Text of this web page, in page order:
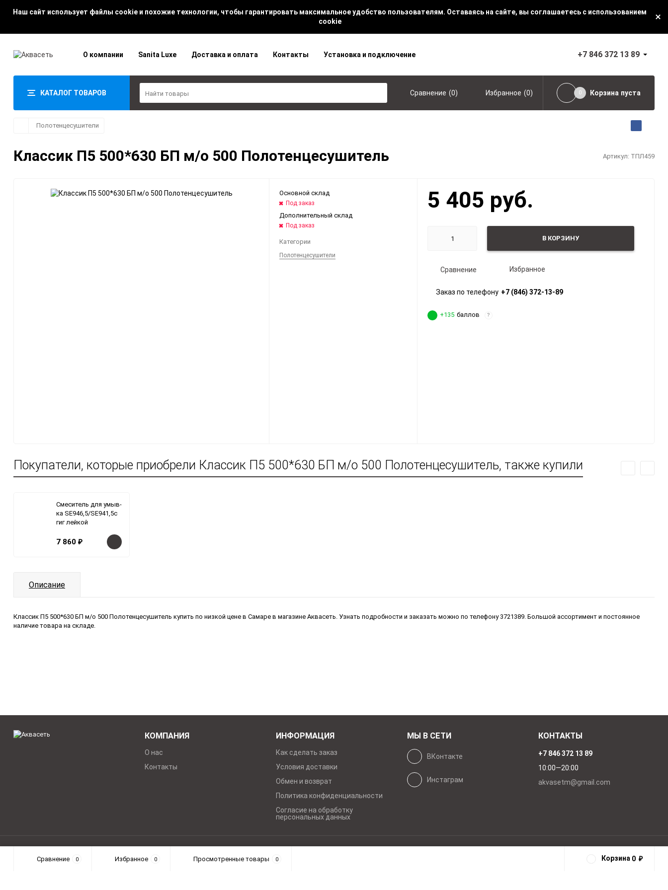
Наш сайт использует файлы cookie и похожие технологии, чтобы гарантировать максимальное удобство пользователям. Оставаясь на сайте, вы соглашаетесь с использованием
cookie
О компании Sanita Luxe Доставка и оплата Контакты Установка и подключение +7 846 372 13 89
КАТАЛОГ ТОВАРОВ Сравнение (0) Избранное (0) 0 Корзина пуста
Полотенцесушители
Классик П5 500*630 БП м/о 500 Полотенцесушитель Артикул: ТПЛ459
Основной склад
Под заказ
Дополнительный склад
Под заказ
Категории
Полотенцесушители
5 405 руб.
В КОРЗИНУ
Сравнение Избранное
Заказ по телефону +7 (846) 372-13-89
+135 баллов ?
Покупатели, которые приобрели Классик П5 500*630 БП м/о 500 Полотенцесушитель, также купили
Смеситель для умыв-
ка SE946,5/SE941,5с
гиг лейкой
7 860 ₽
Описание
Классик П5 500*630 БП м/о 500 Полотенцесушитель купить по низкой цене в Самаре в магазине Аквасеть. Узнать подробности и заказать можно по телефону 3721389. Большой ассортимент и постоянное
наличие товара на складе.
КОМПАНИЯ
О нас
Контакты
ИНФОРМАЦИЯ
Как сделать заказ
Условия доставки
Обмен и возврат
Политика конфиденциальности
Согласие на обработку
персональных данных
МЫ В СЕТИ
ВКонтакте
Инстаграм
КОНТАКТЫ
+7 846 372 13 89
10:00—20:00
akvasetm@gmail.com
Интернет-магазин сантехники "Аквасеть" 2004-2026 © Все права защищены
Сравнение 0 Избранное 0 Просмотренные товары 0 Корзина 0 ₽